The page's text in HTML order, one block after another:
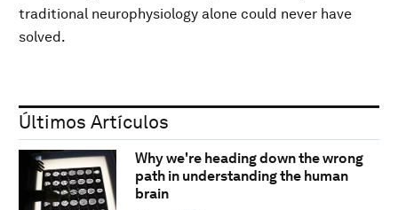
traditional neurophysiology alone could never have
solved.
Últimos Artículos
Why we're heading down the wrong
path in understanding the human
brain